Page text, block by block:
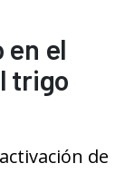
en el
trigo
de